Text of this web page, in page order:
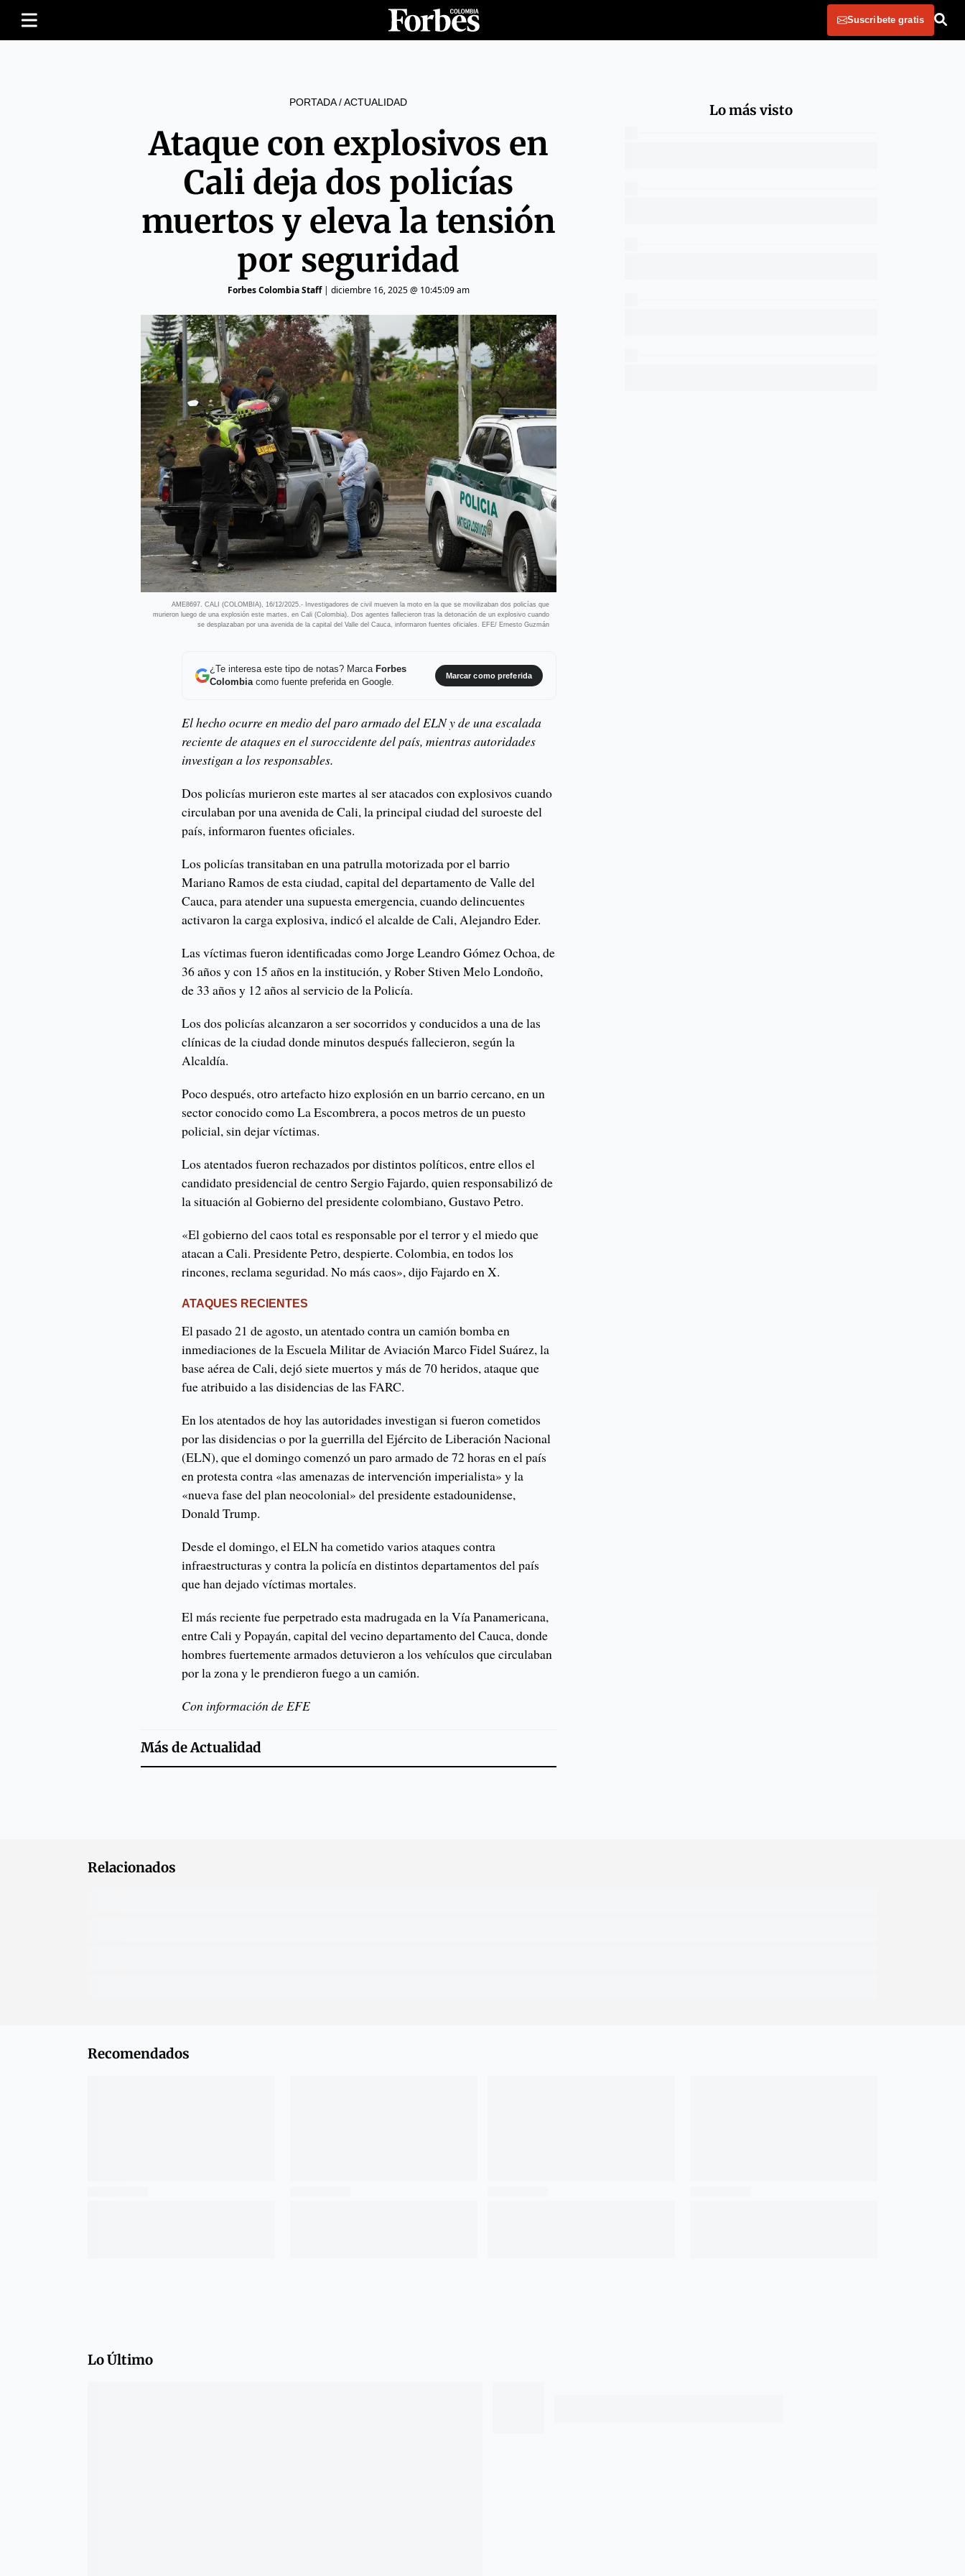
Suscribete gratis
PORTADA/ACTUALIDAD
Ataque con explosivos en
Cali deja dos policías
muertos y eleva la tensión
por seguridad
Forbes Colombia Staff| diciembre 16, 2025 @ 10:45:09 am
AME8697. CALI (COLOMBIA), 16/12/2025.- Investigadores de civil mueven la moto en la que se movilizaban dos policías que
murieron luego de una explosión este martes, en Cali (Colombia). Dos agentes fallecieron tras la detonación de un explosivo cuando
se desplazaban por una avenida de la capital del Valle del Cauca, informaron fuentes oficiales. EFE/ Ernesto Guzmán
¿Te interesa este tipo de notas? Marca Forbes
Colombiacomo fuente preferida en Google.
Marcar como preferida
El hecho ocurre en medio del paro armado del ELN y de una escalada
reciente de ataques en el suroccidente del país, mientras autoridades
investigan a los responsables.
Dos policías murieron este martes al ser atacados con explosivos cuando
circulaban por una avenida de Cali, la principal ciudad del suroeste del
país, informaron fuentes oficiales.
Los policías transitaban en una patrulla motorizada por el barrio
Mariano Ramos de esta ciudad, capital del departamento de Valle del
Cauca, para atender una supuesta emergencia, cuando delincuentes
activaron la carga explosiva, indicó el alcalde de Cali, Alejandro Eder.
Las víctimas fueron identificadas como Jorge Leandro Gómez Ochoa, de
36 años y con 15 años en la institución, y Rober Stiven Melo Londoño,
de 33 años y 12 años al servicio de la Policía.
Los dos policías alcanzaron a ser socorridos y conducidos a una de las
clínicas de la ciudad donde minutos después fallecieron, según la
Alcaldía.
Poco después, otro artefacto hizo explosión en un barrio cercano, en un
sector conocido como La Escombrera, a pocos metros de un puesto
policial, sin dejar víctimas.
Los atentados fueron rechazados por distintos políticos, entre ellos el
candidato presidencial de centro Sergio Fajardo, quien responsabilizó de
la situación al Gobierno del presidente colombiano, Gustavo Petro.
«El gobierno del caos total es responsable por el terror y el miedo que
atacan a Cali. Presidente Petro, despierte. Colombia, en todos los
rincones, reclama seguridad. No más caos», dijo Fajardo en X.
ATAQUES RECIENTES
El pasado 21 de agosto, un atentado contra un camión bomba en
inmediaciones de la Escuela Militar de Aviación Marco Fidel Suárez, la
base aérea de Cali, dejó siete muertos y más de 70 heridos, ataque que
fue atribuido a las disidencias de las FARC.
En los atentados de hoy las autoridades investigan si fueron cometidos
por las disidencias o por la guerrilla del Ejército de Liberación Nacional
(ELN), que el domingo comenzó un paro armado de 72 horas en el país
en protesta contra «las amenazas de intervención imperialista» y la
«nueva fase del plan neocolonial» del presidente estadounidense,
Donald Trump.
Desde el domingo, el ELN ha cometido varios ataques contra
infraestructuras y contra la policía en distintos departamentos del país
que han dejado víctimas mortales.
El más reciente fue perpetrado esta madrugada en la Vía Panamericana,
entre Cali y Popayán, capital del vecino departamento del Cauca, donde
hombres fuertemente armados detuvieron a los vehículos que circulaban
por la zona y le prendieron fuego a un camión.
Con información de EFE
Más deActualidad
Lo más visto
Relacionados
Recomendados
Lo Último